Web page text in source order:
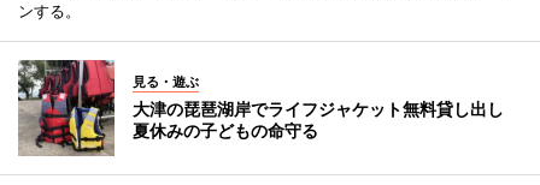
ンする。
見る・遊ぶ
大津の琵琶湖岸でライフジャケット無料貸し出し
夏休みの子どもの命守る